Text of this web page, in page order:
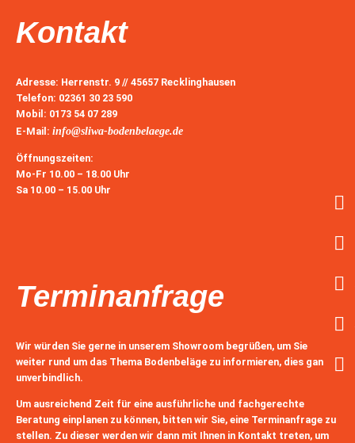
Kontakt
Adresse: Herrenstr. 9 // 45657 Recklinghausen
Telefon: 02361 30 23 590
Mobil: 0173 54 07 289
E-Mail : info@sliwa-bodenbelaege.de
Öffnungszeiten:
Mo-Fr 10.00 – 18.00 Uhr
Sa 10.00 – 15.00 Uhr
Terminanfrage
Wir würden Sie gerne in unserem Showroom begrüßen, um Sie
weiter rund um das Thema Bodenbeläge zu informieren, dies ganz
unverbindlich.
Um ausreichend Zeit für eine ausführliche und fachgerechte
Beratung einplanen zu können, bitten wir Sie, eine Terminanfrage zu
stellen. Zu dieser werden wir dann mit Ihnen in Kontakt treten, um